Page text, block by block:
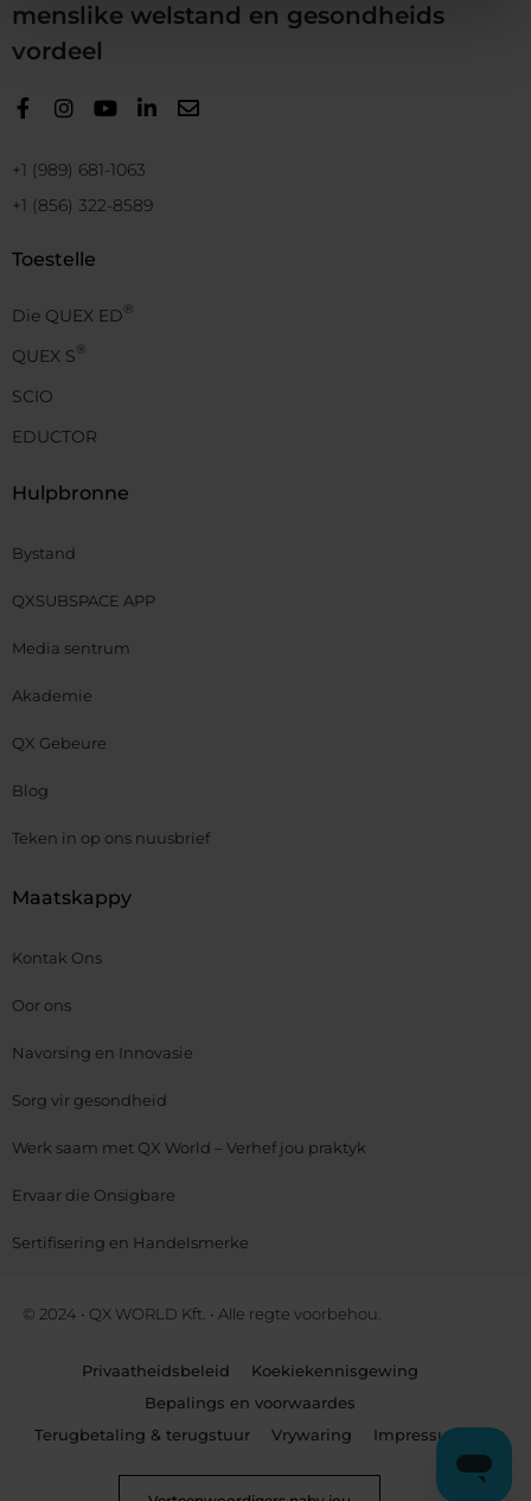
menslike welstand en gesondheids
vordeel
+1 (989) 681-1063
+1 (856) 322-8589
Toestelle
Die QUEX ED®
QUEX S®
SCIO
EDUCTOR
Hulpbronne
Bystand
QXSUBSPACE APP
Media sentrum
Akademie
QX Gebeure
Blog
Teken in op ons nuusbrief
Maatskappy
Kontak Ons
Oor ons
Navorsing en Innovasie
Sorg vir gesondheid
Werk saam met QX World – Verhef jou praktyk
Ervaar die Onsigbare
Sertifisering en Handelsmerke
© 2024 • QX WORLD Kft. • Alle regte voorbehou.
Privaatheidsbeleid
Koekiekennisgewing
Bepalings en voorwaardes
Terugbetaling & terugstuur
Vrywaring Impressum